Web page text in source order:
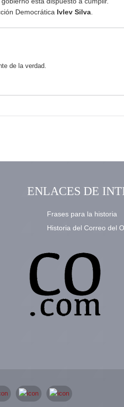
Democrática Ivlev Silva.
de la verdad.
ENLACES DE
Frases para la historia
Historia del Correo del